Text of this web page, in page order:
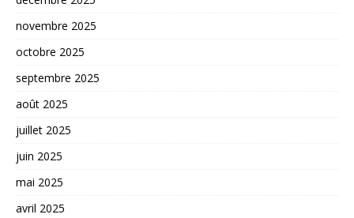
novembre 2025
octobre 2025
septembre 2025
août 2025
juillet 2025
juin 2025
mai 2025
avril 2025